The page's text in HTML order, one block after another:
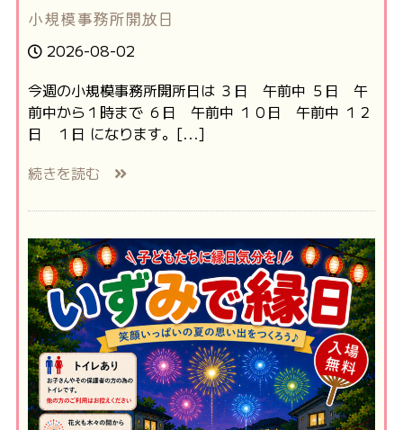
小規模事務所開放日
2026-08-02
今週の小規模事務所開所日は ３日 午前中 ５日 午
前中から１時まで ６日 午前中 １０日 午前中 １２
日 １日 になります。[...]
続きを読む